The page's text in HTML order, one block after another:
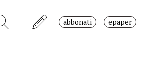
abbonati epaper